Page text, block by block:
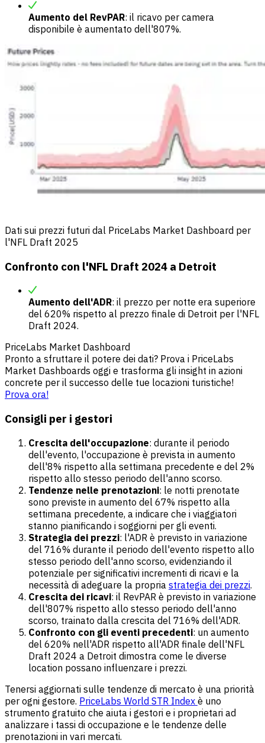
Aumento del RevPAR: il ricavo per camera
disponibile è aumentato dell'807%.
Dati sui prezzi futuri dal PriceLabs Market Dashboard per
l'NFL Draft 2025
Confronto con l'NFL Draft 2024 a Detroit
Aumento dell'ADR: il prezzo per notte era superiore
del 620% rispetto al prezzo finale di Detroit per l'NFL
Draft 2024.
PriceLabs Market Dashboard
Pronto a sfruttare il potere dei dati? Prova i PriceLabs
Market Dashboards oggi e trasforma gli insight in azioni
concrete per il successo delle tue locazioni turistiche!
Prova ora!
Consigli per i gestori
Crescita dell'occupazione: durante il periodo
dell'evento, l'occupazione è prevista in aumento
dell'8% rispetto alla settimana precedente e del 2%
rispetto allo stesso periodo dell'anno scorso.
Tendenze nelle prenotazioni: le notti prenotate
sono previste in aumento del 67% rispetto alla
settimana precedente, a indicare che i viaggiatori
stanno pianificando i soggiorni per gli eventi.
Strategia dei prezzi: l'ADR è previsto in variazione
del 716% durante il periodo dell'evento rispetto allo
stesso periodo dell'anno scorso, evidenziando il
potenziale per significativi incrementi di ricavi e la
necessità di adeguare la propria strategia dei prezzi.
Crescita dei ricavi: il RevPAR è previsto in variazione
dell'807% rispetto allo stesso periodo dell'anno
scorso, trainato dalla crescita del 716% dell'ADR.
Confronto con gli eventi precedenti: un aumento
del 620% nell'ADR rispetto all'ADR finale dell'NFL
Draft 2024 a Detroit dimostra come le diverse
location possano influenzare i prezzi.
Tenersi aggiornati sulle tendenze di mercato è una priorità
per ogni gestore. PriceLabs World STR Index è uno
strumento gratuito che aiuta i gestori e i proprietari ad
analizzare i tassi di occupazione e le tendenze delle
prenotazioni in vari mercati.